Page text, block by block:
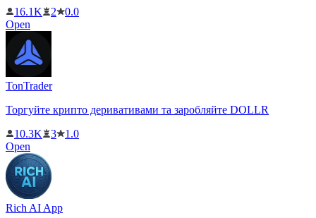
16.1K
2
0.0
Open
TonTrader
Торгуйте крипто деривативами та заробляйте DOLLR
10.3K
3
1.0
Open
Rich AI App